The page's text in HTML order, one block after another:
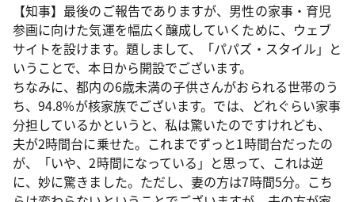
【知事】最後のご報告でありますが、男性の家事・育児
参画に向けた気運を幅広く醸成していくために、ウェブ
サイトを設けます。題しまして、「パパズ・スタイル」と
いうことで、本日から開設でございます。
ちなみに、都内の6歳未満の子供さんがおられる世帯のう
ち、94.8%が核家族でございます。では、どれぐらい家事
分担しているかというと、私は驚いたのですけれども、
夫が2時間台に乗せた。これまでずっと1時間台だったの
が、「いや、2時間になっている」と思って、これは逆
に、妙に驚きました。ただし、妻の方は7時間5分。こち